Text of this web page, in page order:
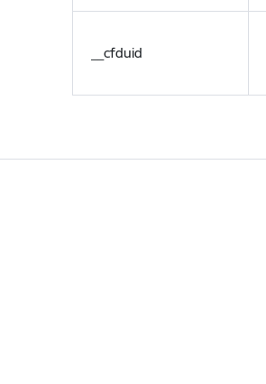
__cfduid